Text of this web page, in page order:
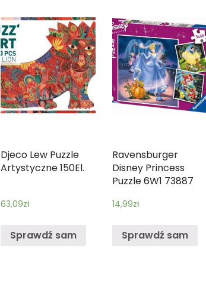
Djeco Lew Puzzle
Artystyczne 150El.
63,09zł
Sprawdź sam
Ravensburger
Disney Princess
Puzzle 6W1 73887
14,99zł
Sprawdź sam